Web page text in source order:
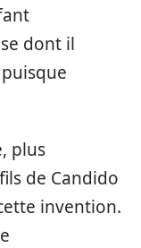
dont il
plus
de Candido
invention.